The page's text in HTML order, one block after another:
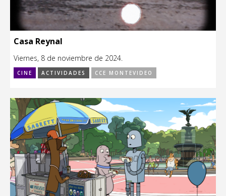
Casa Reynal
Viernes, 8 de noviembre de 2024.
CINE ACTIVIDADES CCE MONTEVIDEO